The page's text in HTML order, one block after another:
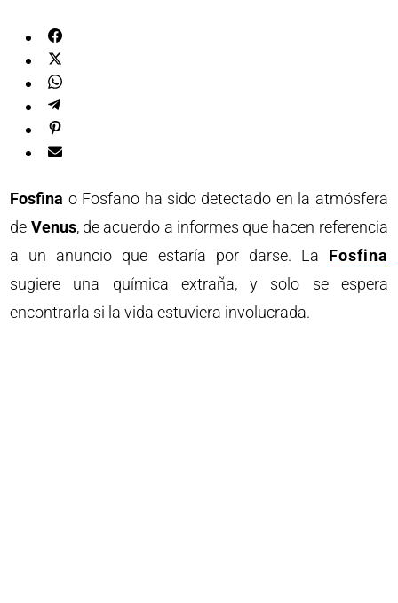
Fosfina o Fosfano ha sido detectado en la atmósfera
de Venus, de acuerdo a informes que hacen referencia
a un anuncio que estaría por darse. La Fosfina
sugiere una química extraña, y solo se espera
encontrarla si la vida estuviera involucrada.